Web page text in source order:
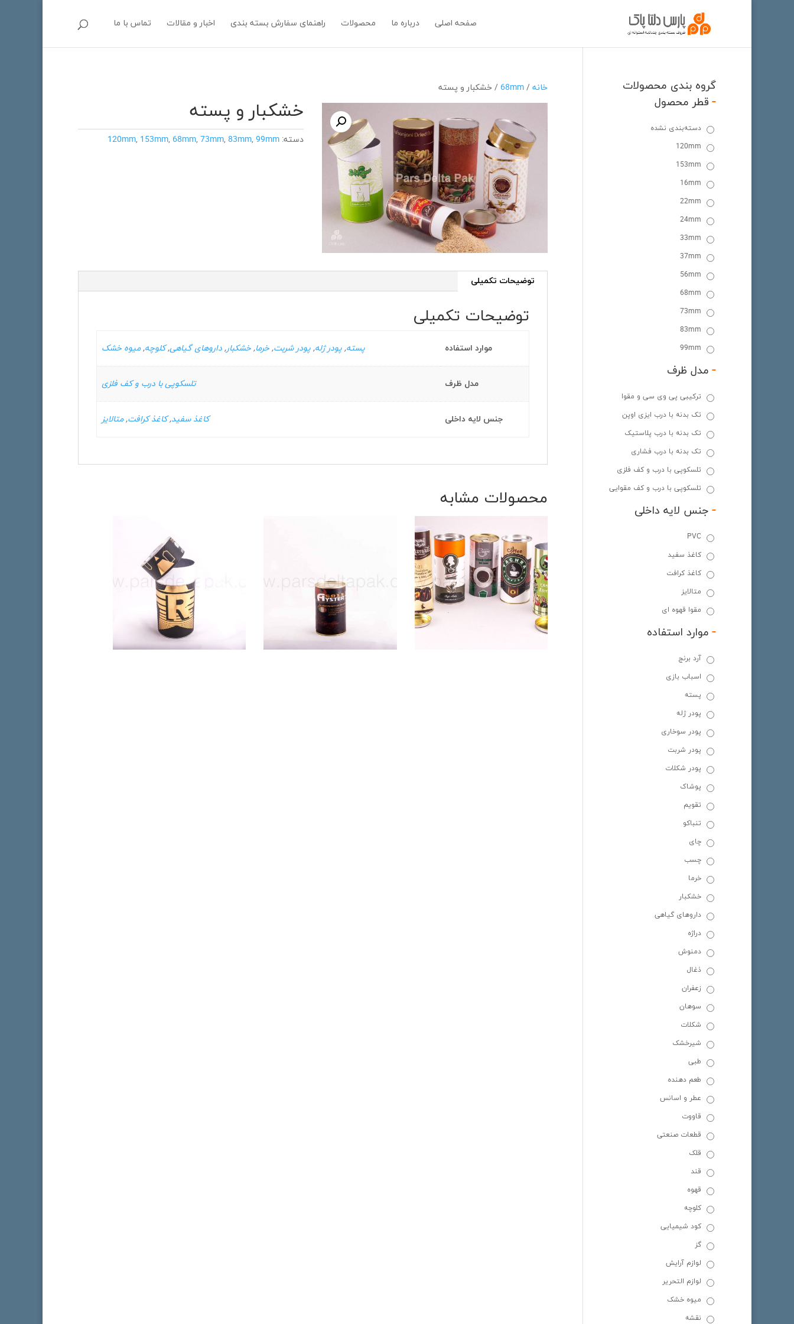
صفحه اصلی درباره ما محصولات راهنمای سفارش بسته بندی اخبار و مقالات تماس با ما
خانه/
68mm / خشکبار و پسته
خشکبار و پسته
دسته: 120mm, 153mm, 68mm, 73mm, 83mm, 99mm
توضیحات تکمیلی
توضیحات تکمیلی
موارد استفاده پسته, پودر ژله, پودر شربت, خرما, خشکبار, داروهای گیاهی,کلوچه,میوه خشک
مدل ظرف تلسکوپی با درب و کف فلزی
جنس لایه داخلی کاغذ سفید,کاغذ کرافت,متالایز
محصولات مشابه
گروه بندی محصولات
قطر محصول -
دسته‌بندی نشده
120mm
153mm
16mm
22mm
24mm
33mm
37mm
56mm
68mm
73mm
83mm
99mm
مدل ظرف -
ترکیبی پی وی سی و مقوا
تک بدنه با درب ایزی اوپن
تک بدنه با درب پلاستیک
تک بدنه با درب فشاری
تلسکوپی با درب و کف فلزی
تلسکوپی با درب و کف مقوایی
جنس لایه داخلی -
PVC
کاغذ سفید
کاغذ کرافت
متالایز
مقوا قهوه ای
موارد استفاده -
آرد برنج
اسباب بازی
پسته
پودر ژله
پودر سوخاری
پودر شربت
پودر شکلات
پوشاک
تقویم
تنباکو
چای
چسب
خرما
خشکبار
داروهای گیاهی
دراژه
دمنوش
ذغال
زعفران
سوهان
شکلات
شیرخشک
طبی
طعم دهنده
عطر و اسانس
قاووت
قطعات صنعتی
قلک
قند
قهوه
کلوچه
کود شیمیایی
گز
لوازم آرایش
لوازم التحریر
میوه خشک
نقشه